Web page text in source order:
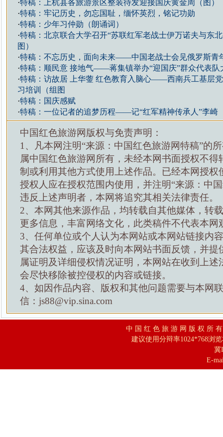
·特稿：上杭县各旅游景区整装待发迎接国庆黄金周（图）
·特稿：牢记历史，勿忘国耻，缅怀英烈，铭记功勋
·特稿：少年习仲勋（朗诵词）
·特稿：北京联合大学召开“苏联红军老战士伊万诺夫与东
图）
·特稿：不忘历史，面向未来——中国老战士会见俄罗斯青
·特稿：顺民意 接地气——蒋集镇举办“迎国庆”群众代表队
·特稿：访故居 上华蓥 红色教育入脑心——西南兵工基层
习培训（组图
·特稿：国庆感赋
·特稿：一位记者的追梦历程――记“红军精神传承人”李崎
中国红色旅游网版权与免责声明：
1、凡本网注明“来源：中国红色旅游网特稿”的
属中国红色旅游网所有，未经本网书面授权不得
制或利用其他方式使用上述作品。已经本网授权
授权人应在授权范围内使用，并注明“来源：中
违反上述声明者，本网将追究其相关法律责任。
2、本网其他来源作品，均转载自其他媒体，转
更多信息，丰富网络文化，此类稿件不代表本网
3、任何单位或个人认为本网站或本网站链接内
其合法权益，应该及时向本网站书面反馈，并提
属证明及详细侵权情况证明，本网站在收到上述
会尽快移除被控侵权的内容或链接。
4、如因作品内容、版权和其他问题需要与本网
信：js88@vip.sina.com
中 国 红 色 旅 游 网 版 权 所
建议使用分辩率1024*768浏
冀
E-